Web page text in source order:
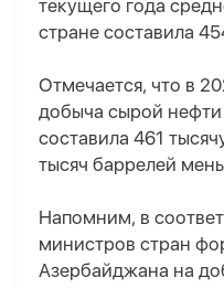
текущего года
стране составила
Отмечается, что в
добыча сырой
составила 461
тысяч баррелей
Напомним, в
министров стран
Азербайджана на